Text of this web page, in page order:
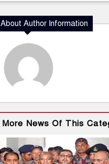
About Author Information
More News Of This